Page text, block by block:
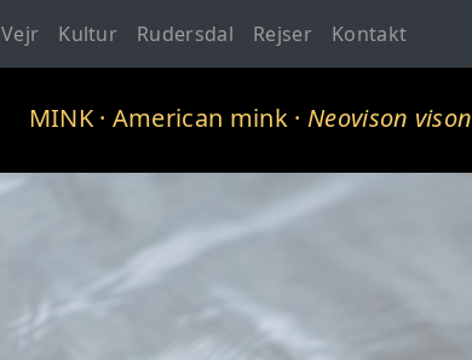
Vejr Kultur Rudersdal Rejser Kontakt
MINK· American mink · Neovison vison